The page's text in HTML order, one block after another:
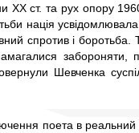
ХХ ст. та рух опору
нація
спротив і боротьба.
забороняти,
Шевченка
поета в реальний